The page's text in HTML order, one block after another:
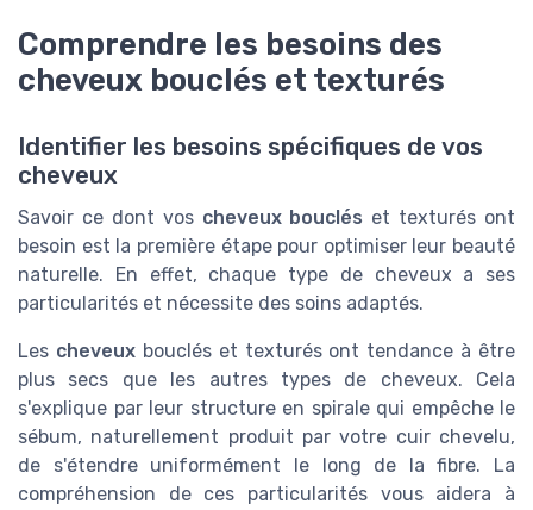
Comprendre les besoins des
cheveux bouclés et texturés
Identifier les besoins spécifiques de vos
cheveux
Savoir ce dont vos cheveux bouclés et texturés ont
besoin est la première étape pour optimiser leur beauté
naturelle. En effet, chaque type de cheveux a ses
particularités et nécessite des soins adaptés.
Les cheveuxbouclés et texturés ont tendance à être
plus secs que les autres types de cheveux. Cela
s'explique par leur structure en spirale qui empêche le
sébum, naturellement produit par votre cuir chevelu,
de s'étendre uniformément le long de la fibre. La
compréhension de ces particularités vous aidera à